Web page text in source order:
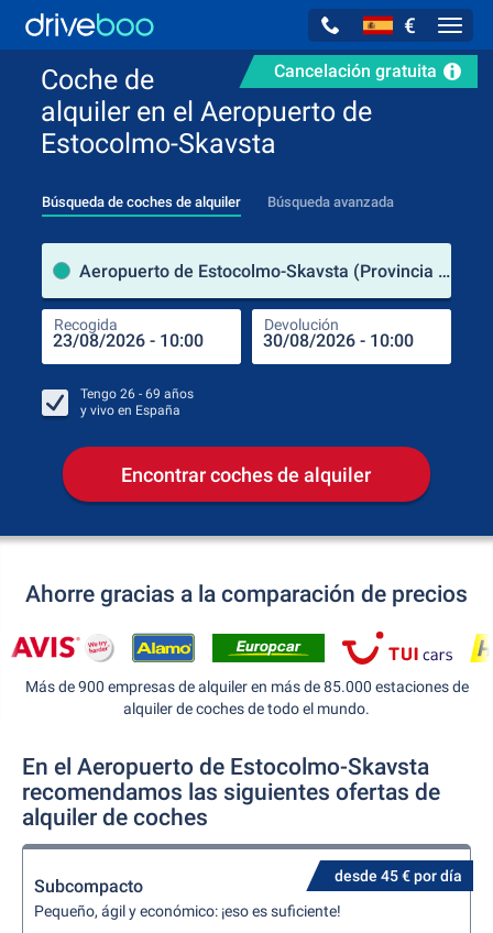
€
Cancelación gratuita
Coche de
alquiler en el Aeropuerto de
Estocolmo-Skavsta
Búsqueda de coches de alquiler Búsqueda avanzada
Aeropuerto de Estocolmo-Skavsta (Provincia de Estocolmo / Suecia)
Recogida Devolución
Tengo 26 - 69 años
y vivo en España
Encontrar coches de alquiler
Ahorre gracias a la comparación de precios
Más de 900 empresas de alquiler en más de 85.000 estaciones de
alquiler de coches de todo el mundo.
En el Aeropuerto de Estocolmo-Skavsta
recomendamos las siguientes ofertas de
alquiler de coches
desde 45 € por día
Subcompacto
Pequeño, ágil y económico: ¡eso es suficiente!